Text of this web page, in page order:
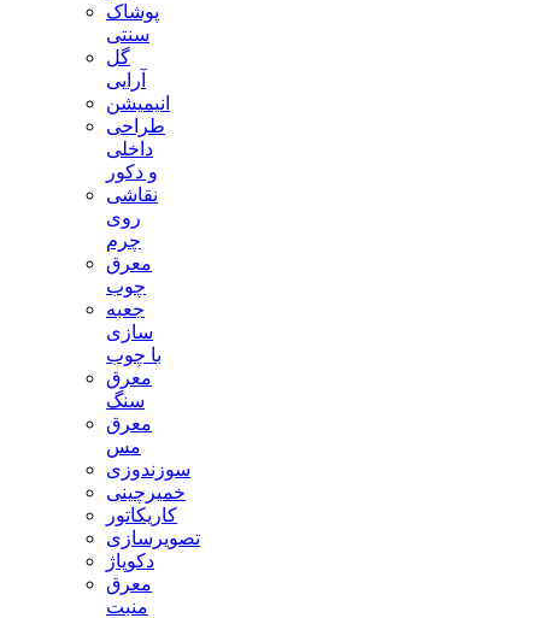
پوشاک
سنتی
گل
آرایی
انیمیشن
طراحی
داخلی
و دکور
نقاشی
روی
چرم
معرق
چوب
جعبه
سازی
با چوب
معرق
سنگ
معرق
مس
سوزندوزی
خمیرچینی
کاریکاتور
تصویرسازی
دکوپاژ
معرق
منبت